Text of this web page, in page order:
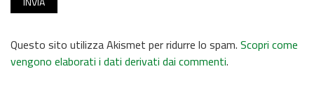
Questo sito utilizza Akismet per ridurre lo spam.Scopri come
vengono elaborati i dati derivati dai commenti.